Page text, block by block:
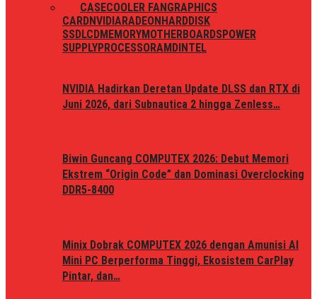
CASECOOLER FAN GRAPHICS
CARDNVIDIARADEON HARDDISK
SSDLCDMEMORYMOTHERBOARDSPOWER
SUPPLYPROCESSORAMD INTEL
NVIDIA Hadirkan Deretan Update DLSS dan RTX di
Juni 2026, dari Subnautica 2 hingga Zenless…
Biwin Guncang COMPUTEX 2026: Debut Memori
Ekstrem “Origin Code” dan Dominasi Overclocking
DDR5-8400
Minix Dobrak COMPUTEX 2026 dengan Amunisi AI
Mini PC Berperforma Tinggi, Ekosistem CarPlay
Pintar, dan…